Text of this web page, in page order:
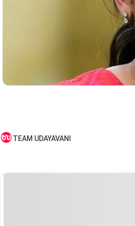
TEAM UDAYAVANI